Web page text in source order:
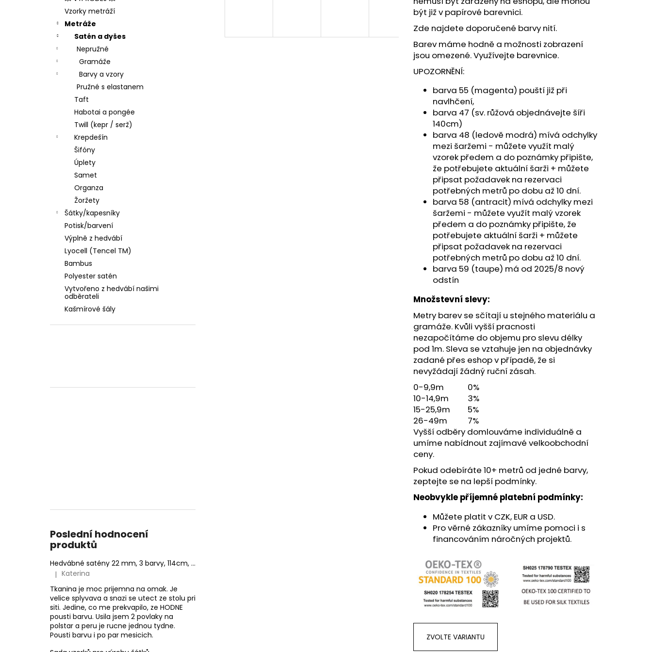
Vzorky metráží
Metráže
Satén a dyšes
Nepružné
Gramáže
Barvy a vzory
Pružné s elastanem
Taft
Habotai a pongée
Twill (kepr / serž)
Krepdešín
Šifóny
Úplety
Samet
Organza
Žoržety
Šátky/kapesníky
Potisk/barvení
Výplně z hedvábí
Lyocell (Tencel TM)
Bambus
Polyester satén
Vytvořeno z hedvábí našimi
odběrateli
Kašmírové šály
Poslední hodnocení
produktů
Hedvábné satény 22 mm, 3 barvy, 114cm, VÝPRODEJ
Hodnocení produktu je 4 z 5 hvězdiček.
| Katerina
Tkanina je moc prijemna na omak. Je
velice splyvava a snazi se utect ze stolu pri
siti. Jedine, co me prekvapilo, ze HODNE
pousti barvu. Usila jsem 2 povlaky na
polstar a peru je rucne jednou tydne.
Pousti barvu i po par mesicich.
být již v papírové barevnici.
Zde najdete doporučené barvy nití.
Barev máme hodně a možnosti zobrazení
jsou omezené.Využívejte barevnice.
UPOZORNĚNÍ:
barva 55 (magenta) pouští již při
navlhčení,
barva 47 (sv. růžová objednávejte šíři
140cm)
barva 48 (ledově modrá) mívá odchylky
mezi šaržemi - můžete využít malý
vzorek předem a do poznámky připište,
že potřebujete aktuální šarži + můžete
připsat požadavek na rezervaci
potřebných metrů po dobu až 10 dní.
barva 58 (antracit) mívá odchylky mezi
šaržemi - můžete využít malý vzorek
předem a do poznámky připište, že
potřebujete aktuální šarži + můžete
připsat požadavek na rezervaci
potřebných metrů po dobu až 10 dní.
barva 59 (taupe) má od 2025/8 nový
odstín
Množstevní slevy:
Metry barev se sčítají u stejného materiálu a
gramáže. Kvůli vyšší pracnosti
nezapočítáme do objemu pro slevu délky
pod 1m. Sleva se vztahuje jen na objednávky
zadané přes eshop v případě, že si
nevyžádají žádný ruční zásah.
0-9,9m
0%
10-14,9m
3%
15-25,9m
5%
26-49m
7%
Vyšší odběry domlouváme individuálně a
umíme nabídnout zajímavé velkoobchodní
ceny.
Pokud odebíráte 10+ metrů od jedné barvy,
zeptejte se na lepší podmínky.
Neobvykle příjemné platební podmínky:
Můžete platit v CZK, EUR a USD.
Pro věrné zákazníky umíme pomoci i s
financováním náročných projektů.
ZVOLTE VARIANTU